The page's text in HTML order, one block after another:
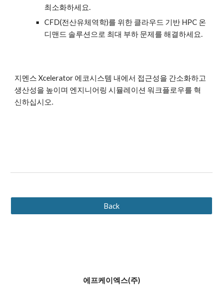
최소화하세요.
CFD(전산유체역학)를 위한 클라우드 기반 HPC 온
디맨드 솔루션으로 최대 부하 문제를 해결하세요.
지멘스 Xcelerator 에코시스템 내에서 접근성을 간소화하고
생산성을 높이며 엔지니어링 시뮬레이션 워크플로우를 혁
신하십시오.
Back
에프케이엑스(주)